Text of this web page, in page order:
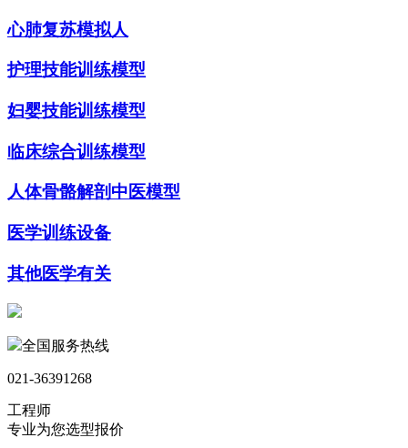
心肺复苏模拟人
护理技能训练模型
妇婴技能训练模型
临床综合训练模型
人体骨骼解剖中医模型
医学训练设备
其他医学有关
全国服务热线
021-36391268
工程师
专业为您选型报价